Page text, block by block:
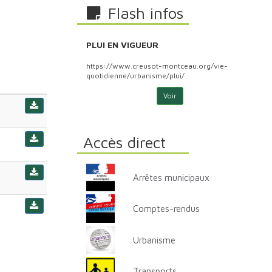
Flash infos
PLUI EN VIGUEUR
https://www.creusot-montceau.org/vie-
quotidienne/urbanisme/plui/
Voir
Accès direct
Arrêtes municipaux
Comptes-rendus
Urbanisme